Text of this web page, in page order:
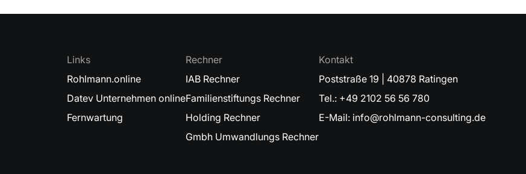
Links
Rohlmann.online
Datev Unternehmen online
Fernwartung
Rechner
IAB Rechner
Familienstiftungs Rechner
Holding Rechner
Gmbh Umwandlungs Rechner
Kontakt
Poststraße 19 | 40878 Ratingen
Tel.: +49 2102 56 56 780
E-Mail: info@rohlmann-consulting.de